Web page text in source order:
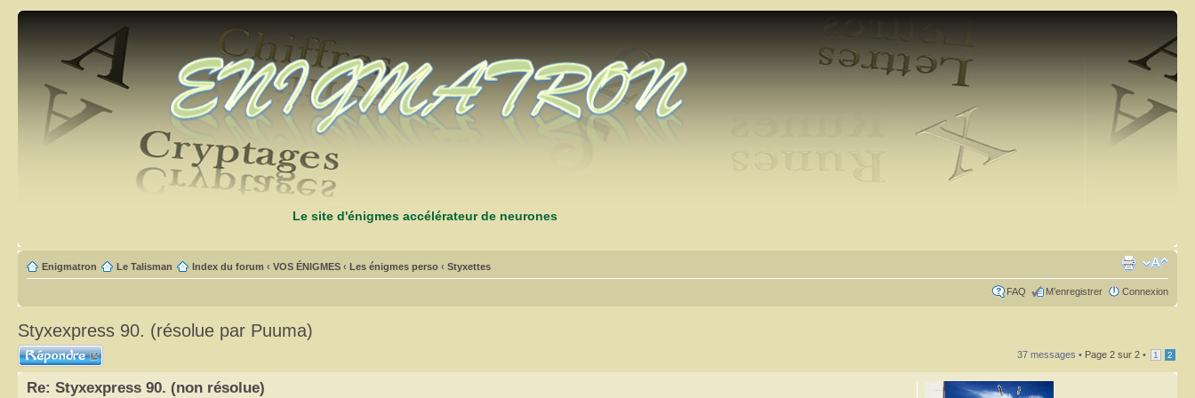
Le site d'énigmes accélérateur de neurones
Enigmatron Le Talisman Index du forum ‹ VOS ÉNIGMES ‹ Les énigmes perso ‹ Styxettes
FAQ M’enregistrer Connexion
Styxexpress 90. (résolue par Puuma)
Répondre 37 messages • Page 2 sur 2 • 1 2
Re: Styxexpress 90. (non résolue)